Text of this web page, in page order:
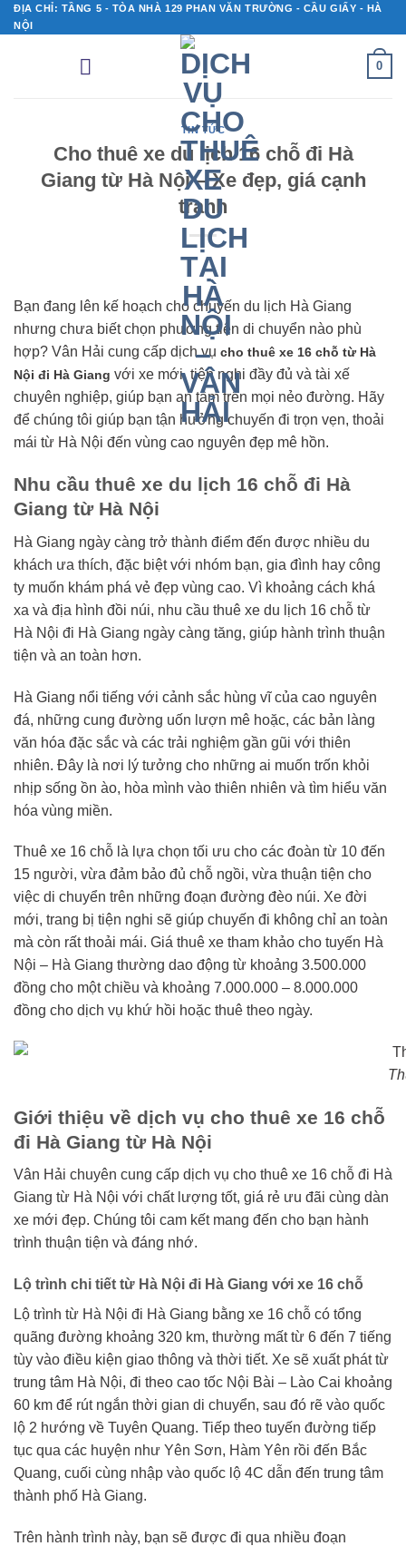
Bỏ
qua
ĐỊA CHỈ: TẦNG 5 - TÒA NHÀ 129 PHAN VĂN TRƯỜNG - CẦU GIẤY - HÀ
NỘI
0
TIN TỨC
Cho thuê xe du lịch 16 chỗ đi Hà
Giang từ Hà Nội – Xe đẹp, giá cạnh
tranh
Bạn đang lên kế hoạch cho chuyến du lịch Hà Giang
nhưng chưa biết chọn phương tiện di chuyển nào phù
hợp? Vân Hải cung cấp dịch vụ cho thuê xe 16 chỗ từ Hà
Nội đi Hà Giang với xe mới, tiện nghi đầy đủ và tài xế
chuyên nghiệp, giúp bạn an tâm trên mọi nẻo đường. Hãy
để chúng tôi giúp bạn tận hưởng chuyến đi trọn vẹn, thoải
mái từ Hà Nội đến vùng cao nguyên đẹp mê hồn.
Nhu cầu thuê xe du lịch 16 chỗ đi Hà
Giang từ Hà Nội
Hà Giang ngày càng trở thành điểm đến được nhiều du
khách ưa thích, đặc biệt với nhóm bạn, gia đình hay công
ty muốn khám phá vẻ đẹp vùng cao. Vì khoảng cách khá
xa và địa hình đồi núi, nhu cầu thuê xe du lịch 16 chỗ từ
Hà Nội đi Hà Giang ngày càng tăng, giúp hành trình thuận
tiện và an toàn hơn.
Hà Giang nổi tiếng với cảnh sắc hùng vĩ của cao nguyên
đá, những cung đường uốn lượn mê hoặc, các bản làng
văn hóa đặc sắc và các trải nghiệm gần gũi với thiên
nhiên. Đây là nơi lý tưởng cho những ai muốn trốn khỏi
nhịp sống ồn ào, hòa mình vào thiên nhiên và tìm hiểu văn
hóa vùng miền.
Thuê xe 16 chỗ là lựa chọn tối ưu cho các đoàn từ 10 đến
15 người, vừa đảm bảo đủ chỗ ngồi, vừa thuận tiện cho
việc di chuyển trên những đoạn đường đèo núi. Xe đời
mới, trang bị tiện nghi sẽ giúp chuyến đi không chỉ an toàn
mà còn rất thoải mái. Giá thuê xe tham khảo cho tuyến Hà
Nội – Hà Giang thường dao động từ khoảng 3.500.000
đồng cho một chiều và khoảng 7.000.000 – 8.000.000
đồng cho dịch vụ khứ hồi hoặc thuê theo ngày.
Giới thiệu về dịch vụ cho thuê xe 16 chỗ
đi Hà Giang từ Hà Nội
Vân Hải chuyên cung cấp dịch vụ cho thuê xe 16 chỗ đi Hà
Giang từ Hà Nội với chất lượng tốt, giá rẻ ưu đãi cùng dàn
xe mới đẹp. Chúng tôi cam kết mang đến cho bạn hành
trình thuận tiện và đáng nhớ.
Lộ trình chi tiết từ Hà Nội đi Hà Giang với xe 16 chỗ
Lộ trình từ Hà Nội đi Hà Giang bằng xe 16 chỗ có tổng
quãng đường khoảng 320 km, thường mất từ 6 đến 7 tiếng
tùy vào điều kiện giao thông và thời tiết. Xe sẽ xuất phát từ
trung tâm Hà Nội, đi theo cao tốc Nội Bài – Lào Cai khoảng
60 km để rút ngắn thời gian di chuyển, sau đó rẽ vào quốc
lộ 2 hướng về Tuyên Quang. Tiếp theo tuyến đường tiếp
tục qua các huyện như Yên Sơn, Hàm Yên rồi đến Bắc
Quang, cuối cùng nhập vào quốc lộ 4C dẫn đến trung tâm
thành phố Hà Giang.
Trên hành trình này, bạn sẽ được đi qua nhiều đoạn